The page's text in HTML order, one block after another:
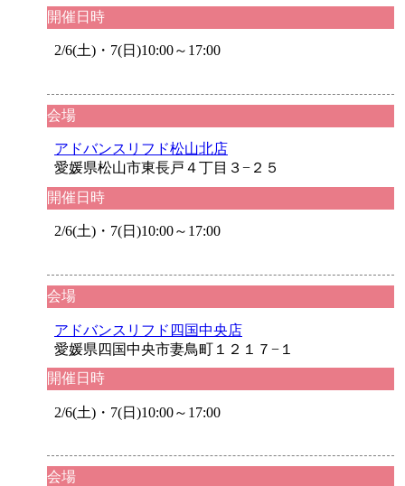
開催日時
2/6(土)・7(日)10:00～17:00
会場
アドバンスリフド松山北店
愛媛県松山市東長戸４丁目３−２５
開催日時
2/6(土)・7(日)10:00～17:00
会場
アドバンスリフド四国中央店
愛媛県四国中央市妻鳥町１２１７−１
開催日時
2/6(土)・7(日)10:00～17:00
会場